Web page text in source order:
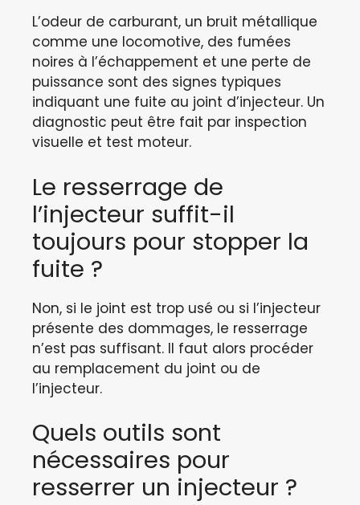
L’odeur de carburant, un bruit métallique
comme une locomotive, des fumées
noires à l’échappement et une perte de
puissance sont des signes typiques
indiquant une fuite au joint d’injecteur. Un
diagnostic peut être fait par inspection
visuelle et test moteur.
Le resserrage de
l’injecteur suffit-il
toujours pour stopper la
fuite ?
Non, si le joint est trop usé ou si l’injecteur
présente des dommages, le resserrage
n’est pas suffisant. Il faut alors procéder
au remplacement du joint ou de
l’injecteur.
Quels outils sont
nécessaires pour
resserrer un injecteur ?